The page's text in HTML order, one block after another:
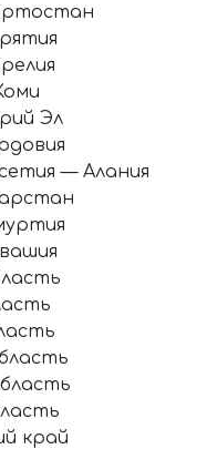
Эл
— Алания
край